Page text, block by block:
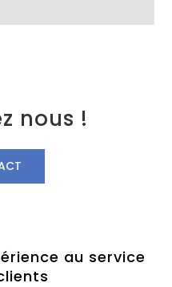
nous !
au service